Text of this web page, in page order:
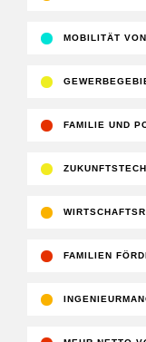
MOBILITÄT
FAMILIE UND
FAMILIEN